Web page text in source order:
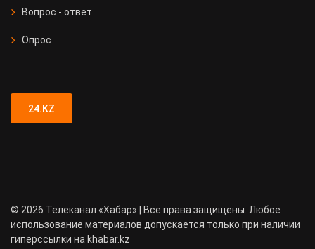
Вопрос - ответ
Опрос
24.KZ
© 2026 Телеканал «Хабар» | Все права защищены. Любое
использование материалов допускается только при наличии
гиперссылки на khabar.kz